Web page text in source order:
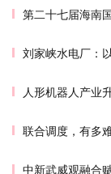
第二十七届海南
刘家峡水电厂：
人形机器人产业
联合调度，有多
中新武威观融合